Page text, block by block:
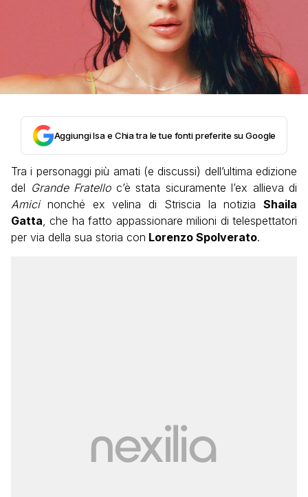
Aggiungi Isa e Chia tra le tue fonti preferite su Google
Tra i personaggi più amati (e discussi) dell’ultima edizione
del Grande Fratelloc’è stata sicuramente l’ex allieva di
Amicinonché ex velina di Striscia la notizia Shaila
Gatta, che ha fatto appassionare milioni di telespettatori
per via della sua storia con Lorenzo Spolverato.